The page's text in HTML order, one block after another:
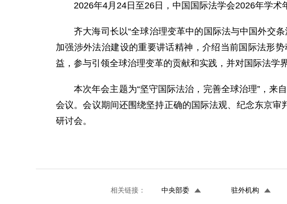
2026年4月24日至26日，中国国际法学会2026年学术
齐大海司长以“全球治理变革中的国际法与中国外交
加强涉外法治建设的重要讲话精神，介绍当前国际法形
益，参与引领全球治理变革的贡献和实践，并对国际法学
本次年会主题为“坚守国际法治，完善全球治理”，
会议。会议期间还围绕坚持正确的国际法观、纪念东京审
研讨会。
相关链接： 中央部委 驻外机构